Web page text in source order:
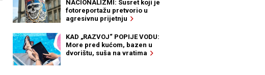
NACIONALIZMI: Susret koji je
fotoreportažu pretvorio u
agresivnu prijetnju
KAD „RAZVOJ“ POPIJE VODU:
More pred kućom, bazen u
dvorištu, suša na vratima